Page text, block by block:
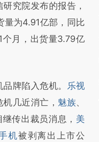
究院发布的报告，
量为4.91亿部，同比
个月，出货量3.79亿
牌陷入危机。
乐视
机几近消亡， 魅族、
传出裁员消息， 美
机被剥离出上市公